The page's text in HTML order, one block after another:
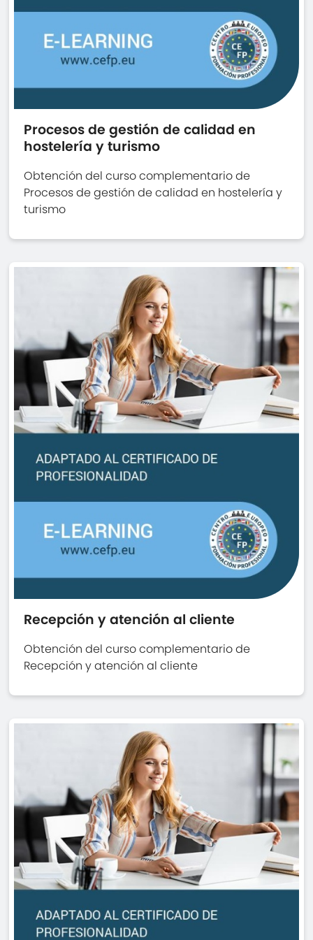
Procesos de gestión de calidad en
hostelería y turismo
Obtención del curso complementario de
Procesos de gestión de calidad en hostelería y
turismo
Recepción y atención al cliente
Obtención del curso complementario de
Recepción y atención al cliente